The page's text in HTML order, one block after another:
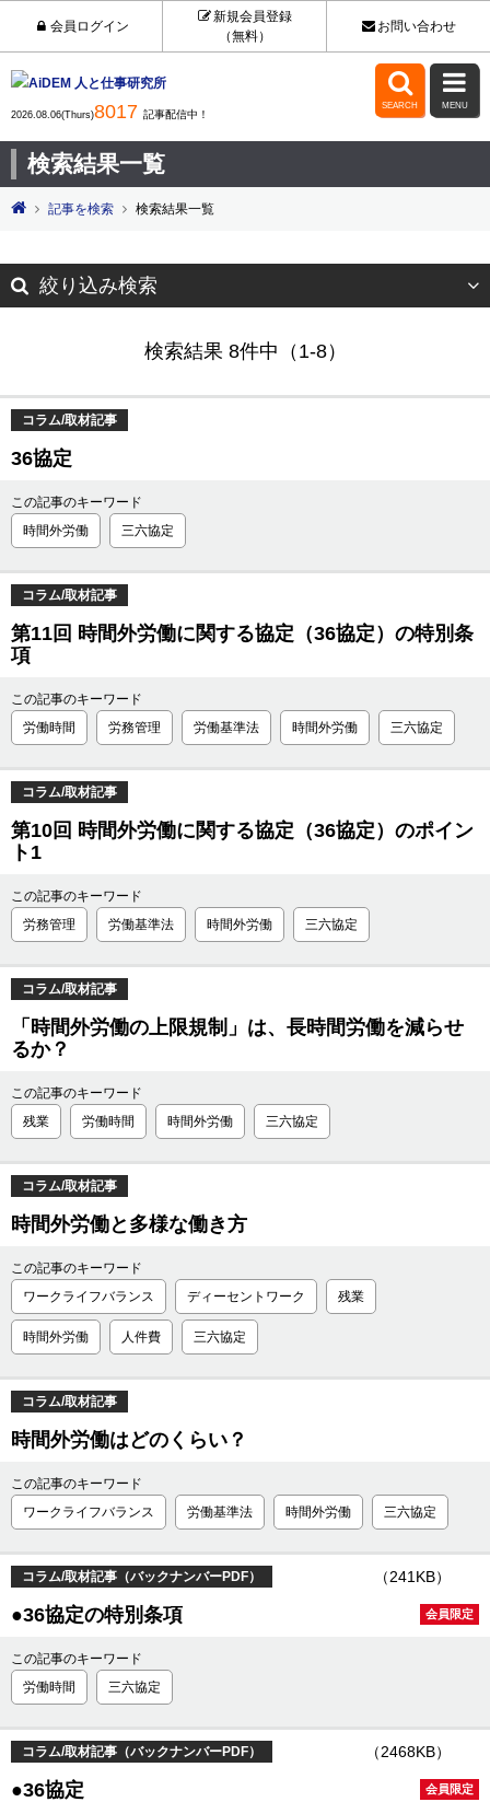
会員ログイン
新規会員登録
（無料）
お問い合わせ
2026.08.06(Thurs)8017 記事配信中！

SEARCH

MENU
検索結果一覧
記事を検索 検索結果一覧
絞り込み検索
検索結果 8件中（1-8）
コラム/取材記事
36協定
この記事のキーワード
時間外労働
三六協定
コラム/取材記事
第11回 時間外労働に関する協定（36協定）の特別条
項
この記事のキーワード
労働時間
労務管理 労働基準法 時間外労働 三六協定
コラム/取材記事
第10回 時間外労働に関する協定（36協定）のポイン
ト1
この記事のキーワード
労務管理
労働基準法 時間外労働 三六協定
コラム/取材記事
「時間外労働の上限規制」は、長時間労働を減らせ
るか？
この記事のキーワード
残業
労働時間 時間外労働 三六協定
コラム/取材記事
時間外労働と多様な働き方
この記事のキーワード
ワークライフバランス
ディーセントワーク 残業
時間外労働 人件費 三六協定
コラム/取材記事
時間外労働はどのくらい？
この記事のキーワード
ワークライフバランス
労働基準法 時間外労働 三六協定
コラム/取材記事（バックナンバーPDF） （241KB）
会員限定
●36協定の特別条項
この記事のキーワード
労働時間
三六協定
コラム/取材記事（バックナンバーPDF） （2468KB）
会員限定
●36協定